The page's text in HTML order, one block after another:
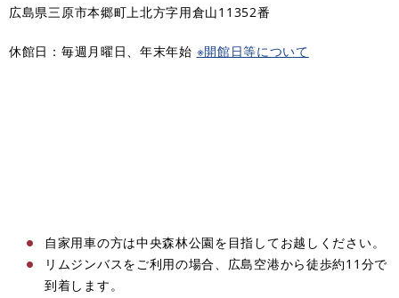
広島県三原市本郷町上北方字用倉山11352番​
休館日：毎週月曜日、年末年始 ※開館日等について
自家用車の方は中央森林公園を目指してお越しください。
リムジンバスをご利用の場合、広島空港から徒歩約11分で
到着します。